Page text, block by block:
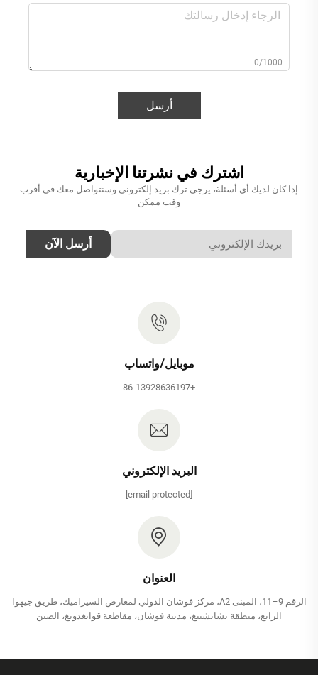
0/1000
أرسل
اشترك في نشرتنا الإخبارية
إذا كان لديك أي أسئلة، يرجى ترك بريد إلكتروني وسنتواصل معك في أقرب
وقت ممكن
أرسل الآن
موبايل/واتساب
+86-13928636197
البريد الإلكتروني
العنوان
الرقم 9–11، المبنى A2، مركز فوشان الدولي لمعارض السيراميك، طريق جيهوا
الرابع، منطقة تشانشينغ، مدينة فوشان، مقاطعة قوانغدونغ، الصين